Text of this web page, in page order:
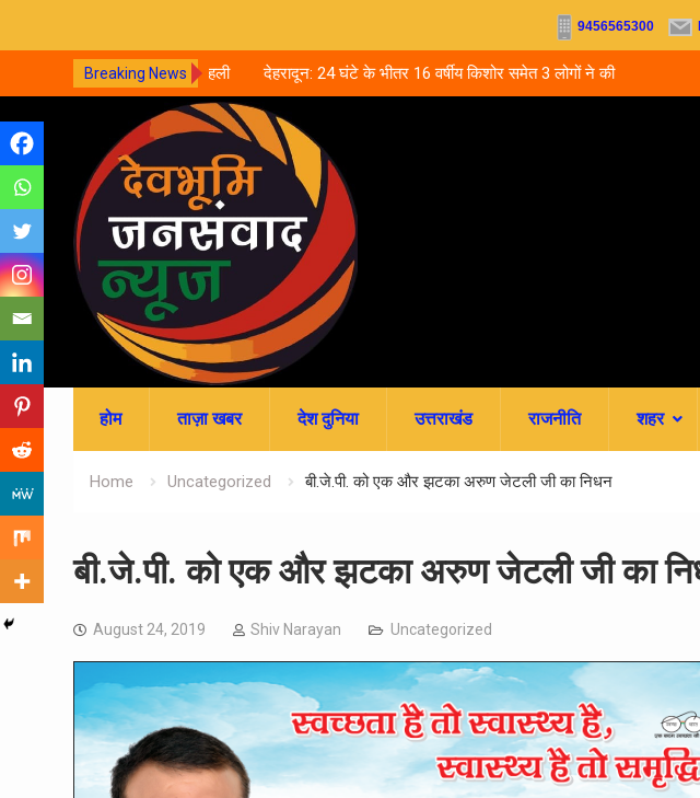
9456565300
Breaking News
केदार मंदिर, नवरात्र की पहली
खोज
देहरादून: 24 घंटे के भीतर 16 वर्षीय किशोर समेत 3 लोगों ने की
आत्महत्या, पुलिस जांच में जुटी
to
content
होम ताज़ा खबर देश दुनिया उत्तराखंड राजनीति शहर
Home Uncategorized बी.जे.पी. को एक और झटका अरुण जेटली जी का निधन
बी.जे.पी. को एक और झटका अरुण जेटली जी का
August 24, 2019 Shiv Narayan Uncategorized